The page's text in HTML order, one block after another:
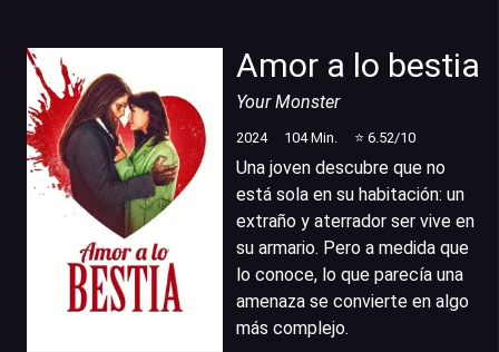
Amor a lo bestia
Your Monster
2024 104Min. ⭐ 6.52/10
Una joven descubre que no
está sola en su habitación: un
extraño y aterrador ser vive en
su armario. Pero a medida que
lo conoce, lo que parecía una
amenaza se convierte en algo
más complejo.